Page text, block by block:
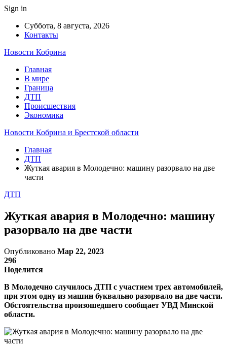
Sign in
Суббота, 8 августа, 2026
Контакты
Новости Кобрина
Главная
В мире
Граница
ДТП
Происшествия
Экономика
Новости Кобрина и Брестской области
Главная
ДТП
Жуткая авария в Молодечно: машину разорвало на две
части
ДТП
Жуткая авария в Молодечно: машину
разорвало на две части
Опубликовано Мар 22, 2023
296
Поделится
В Молодечно случилось ДТП с участием трех автомобилей,
при этом одну из машин буквально разорвало на две части.
Обстоятельства произошедшего сообщает УВД Минской
области.